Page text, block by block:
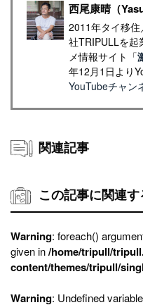
西尾康晴（
2011年タイ移
社TRIPULLを起
メ情報サイト「
年12月1日より
YouTubeチャン
関連記事
この記事に関連
Warning: foreach()
given in/home/tripull/
content/themes/tripull/
Warning: Undefined